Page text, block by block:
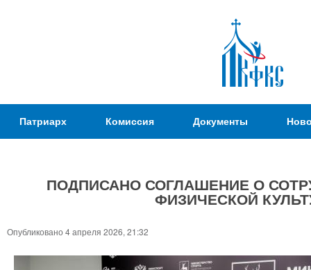
Патриаршая
Комиссия
вопросам
физической
спорта
Патриарх Комиссия Документы
здесь
ПОДПИСАНО СОГЛАШЕНИЕ О
ФИЗИЧЕСКОЙ
Опубликовано 4 апреля 2026, 21:32